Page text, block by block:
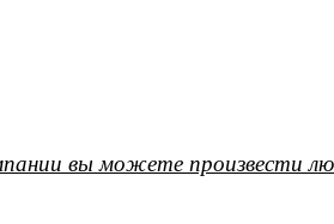
вы можете произвести